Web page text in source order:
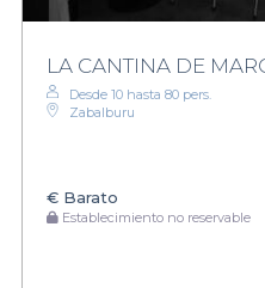
LA CANTINA DE
Desde 10 hasta 80 pers.
Zabalburu
€ Barato
Establecimiento no reservable